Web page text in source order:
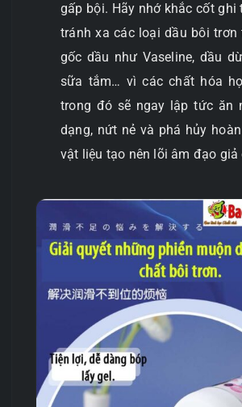
gấp bội. Hãy nhớ khắc cốt ghi
tránh xa các loại dầu bôi trơn
gốc dầu như Vaseline, dầu
sữa tắm… vì các chất hóa
trong đó sẽ ngay lập tức ăn
dạng, nứt nẻ và phá hủy
vật liệu tạo nên lõi âm đạo giả